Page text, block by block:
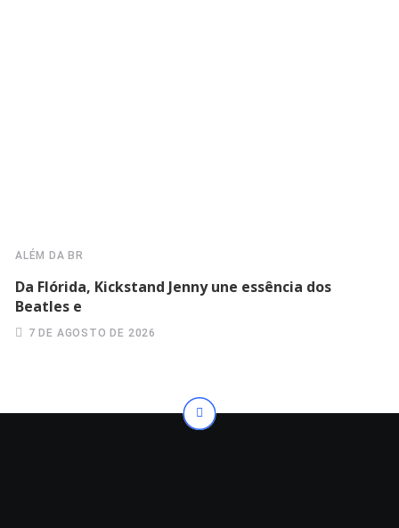
ALÉM DA BR
Da Flórida, Kickstand Jenny une essência dos
Beatles e
7 DE AGOSTO DE 2026